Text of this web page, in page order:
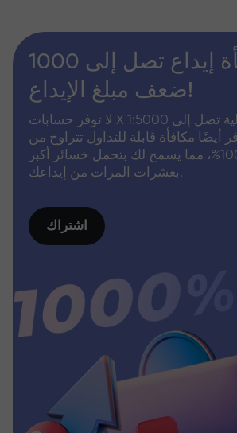
مكافأة إيداع تصل إلى 1000
ضعف مبلغ الإيداع!
لا توفر حسابات X الخاصة رافعة مالية تصل إلى 1:5000
مكافأة قابلة للتداول تتراوح من
1000% إلى 10000%، مما يسمح لك بتحمل خسائر أكبر
بعشرات المرات من إيداعك.
اشتراك